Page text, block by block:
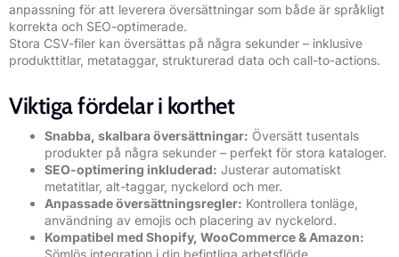
anpassning för att leverera översättningar som både är språkligt
korrekta och SEO-optimerade.
Stora CSV-filer kan översättas på några sekunder – inklusive
produkttitlar, metataggar, strukturerad data och call-to-actions.
Viktiga fördelar i korthet
Snabba, skalbara översättningar: Översätt tusentals
produkter på några sekunder – perfekt för stora kataloger.
SEO-optimering inkluderad: Justerar automatiskt
metatitlar, alt-taggar, nyckelord och mer.
Anpassade översättningsregler: Kontrollera tonläge,
användning av emojis och placering av nyckelord.
Kompatibel med Shopify, WooCommerce & Amazon:
Sömlös integration i din befintliga arbetsflöde.